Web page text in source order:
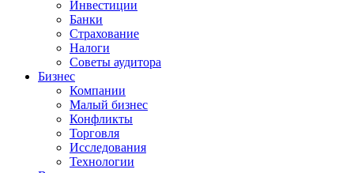
Инвестиции
Банки
Страхование
Налоги
Советы аудитора
Бизнес
Компании
Малый бизнес
Конфликты
Торговля
Исследования
Технологии